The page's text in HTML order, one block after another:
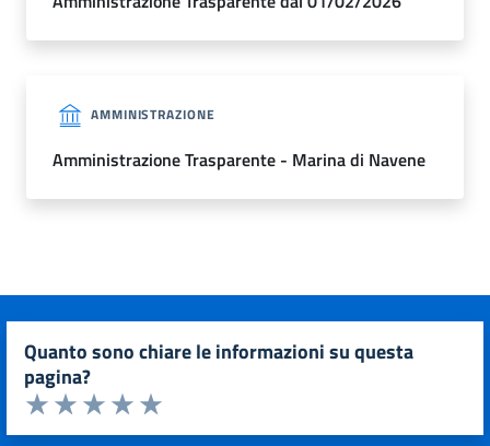
AMMINISTRAZIONE
Amministrazione Trasparente - Marina di Navene
quanto sono chiare le informazioni su questa
pagina?
Valuta da 1 a 5 stelle la pagina
Valuta 5 stelle su 5
Valuta 4 stelle su 5
Valuta 3 stelle su 5
Valuta 2 stelle su 5
Valuta 1 stelle su 5